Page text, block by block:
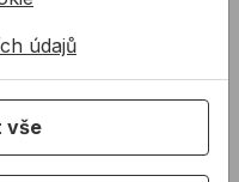
údajů
vše